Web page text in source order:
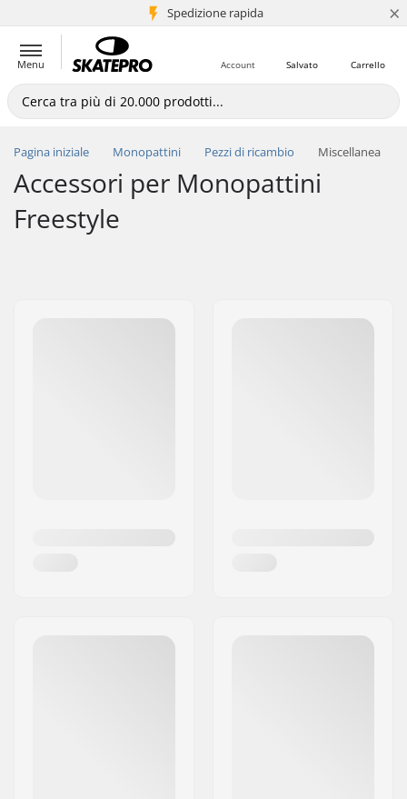
Spedizione rapida
+5 mln di clienti ×
Menu Carrello
Salvato
Account
Pagina iniziale Monopattini Pezzi di ricambio Miscellanea
Accessori per Monopattini
Freestyle